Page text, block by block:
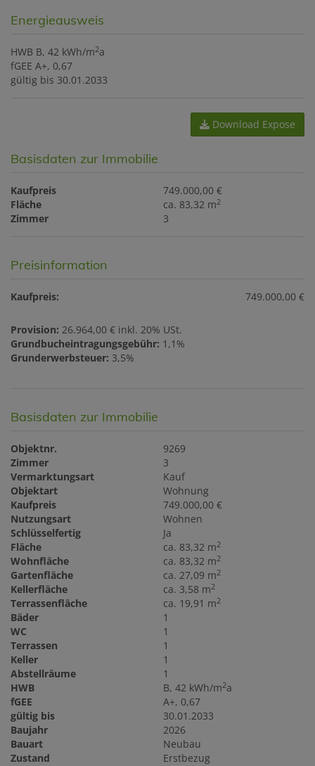
Energieausweis
HWB B, 42 kWh/m2a
fGEE A+, 0,67
gültig bis 30.01.2033
Download Expose
Basisdaten zur Immobilie
Kaufpreis
749.000,00 €
Fläche
ca. 83,32 m2
Zimmer 3
Preisinformation
Kaufpreis: 749.000,00 €
Provision: 26.964,00 € inkl. 20% USt.
Grundbucheintragungsgebühr: 1,1%
Grunderwerbsteuer: 3,5%
Basisdaten zur Immobilie
Objektnr.
9269
Zimmer
3
Vermarktungsart
Kauf
Objektart
Wohnung
Kaufpreis
749.000,00 €
Nutzungsart
Wohnen
Schlüsselfertig
Ja
Fläche
ca. 83,32 m2
Wohnfläche ca. 83,32 m2
Gartenfläche ca. 27,09 m2
Kellerfläche ca. 3,58 m2
Terrassenfläche ca. 19,91 m2
Bäder
1
WC
1
Terrassen
1
Keller
1
Abstellräume
1
HWB
B, 42 kWh/m2a
fGEE
A+, 0,67
gültig bis
30.01.2033
Baujahr
2026
Bauart
Neubau
Zustand
Erstbezug